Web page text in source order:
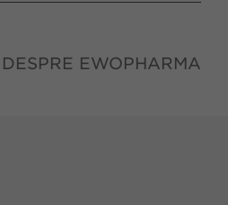
DESPRE EWOPHARMA